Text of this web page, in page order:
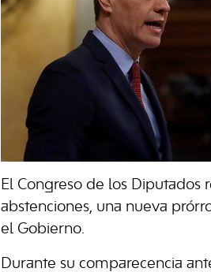
El Congreso de los Diputados
abstenciones, una nueva
el Gobierno.
Durante su comparecencia